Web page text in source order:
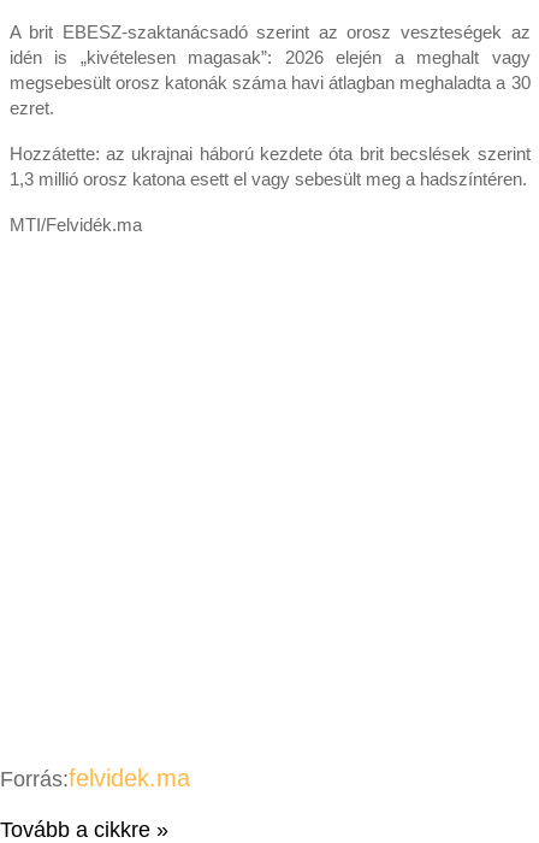
A brit EBESZ-szaktanácsadó szerint az orosz veszteségek az
idén is „kivételesen magasak”: 2026 elején a meghalt vagy
megsebesült orosz katonák száma havi átlagban meghaladta a 30
ezret.
Hozzátette: az ukrajnai háború kezdete óta brit becslések szerint
1,3 millió orosz katona esett el vagy sebesült meg a hadszíntéren.
MTI/Felvidék.ma
Forrás:felvidek.ma
Tovább a cikkre »